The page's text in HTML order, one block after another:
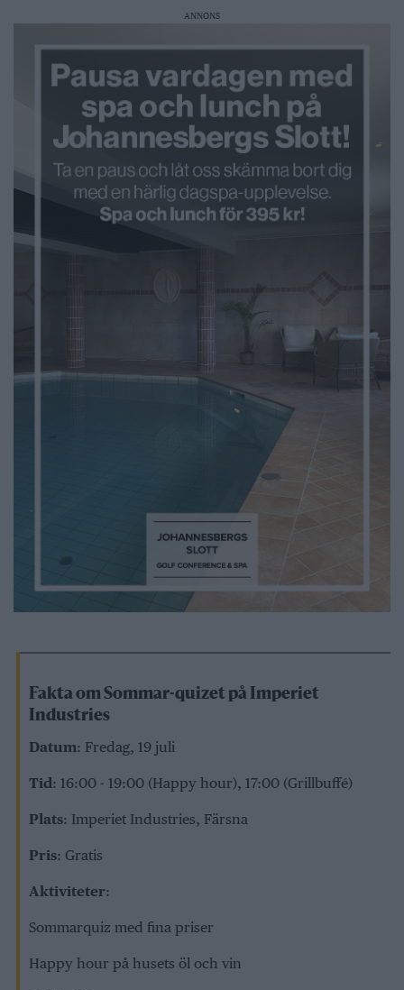
ANNONS
Fakta om Sommar-quizet på Imperiet
Industries
Datum: Fredag, 19 juli
Tid: 16:00 - 19:00 (Happy hour), 17:00 (Grillbuffé)
Plats: Imperiet Industries, Färsna
Pris: Gratis
Aktiviteter:
Sommarquiz med fina priser
Happy hour på husets öl och vin